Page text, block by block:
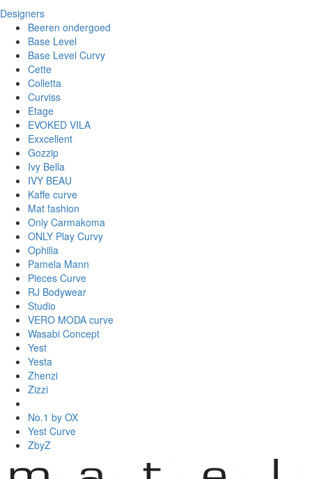
Designers
Beeren ondergoed
Base Level
Base Level Curvy
Cette
Colletta
Curviss
Etage
EVOKED VILA
Exxcellent
Gozzip
Ivy Bella
IVY BEAU
Kaffe curve
Mat fashion
Only Carmakoma
ONLY Play Curvy
Ophilia
Pamela Mann
Pieces Curve
RJ Bodywear
Studio
VERO MODA curve
Wasabi Concept
Yest
Yesta
Zhenzi
Zizzi
No.1 by OX
Yest Curve
ZbyZ